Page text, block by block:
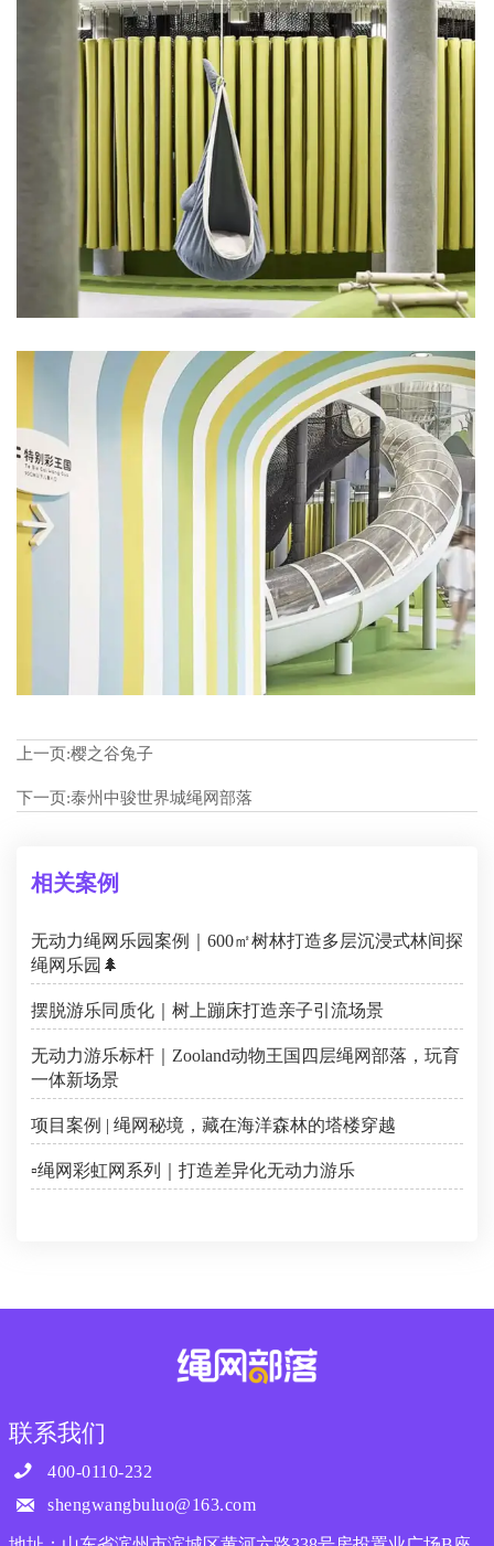
上一页:樱之谷兔子
下一页:泰州中骏世界城绳网部落
相关案例
无动力绳网乐园案例｜600㎡树林打造多层沉浸式林间探
绳网乐园🌲
摆脱游乐同质化｜树上蹦床打造亲子引流场景
无动力游乐标杆｜Zooland动物王国四层绳网部落，玩育
一体新场景
项目案例 | 绳网秘境，藏在海洋森林的塔楼穿越
▫️绳网彩虹网系列｜打造差异化无动力游乐
联系我们
 400-0110-232
 shengwangbuluo@163.com